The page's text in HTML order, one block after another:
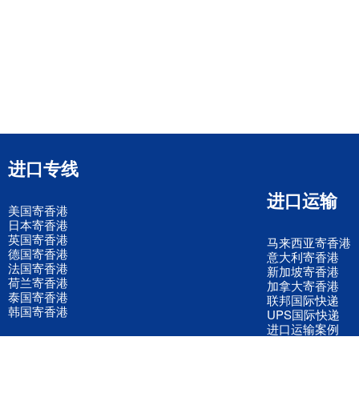
进口专线
美国寄香港
日本寄香港
英国寄香港
德国寄香港
法国寄香港
荷兰寄香港
泰国寄香港
韩国寄香港
进口运输
马来西亚寄香港
意大利寄香港
新加坡寄香港
加拿大寄香港
联邦国际快递
UPS国际快递
进口运输案例